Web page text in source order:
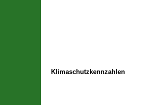
Klimaschutzkennzahlen